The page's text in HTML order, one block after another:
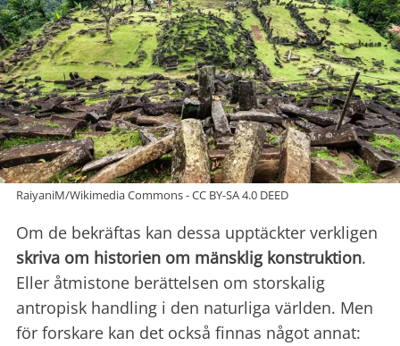
RaiyaniM/Wikimedia Commons - CC BY-SA 4.0 DEED
Om de bekräftas kan dessa upptäckter verkligen
skriva om historien om mänsklig konstruktion.
Eller åtmistone berättelsen om storskalig
antropisk handling i den naturliga världen. Men
för forskare kan det också finnas något annat: